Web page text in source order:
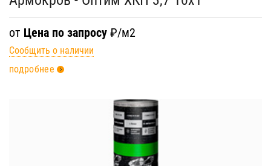
от Цена по запросу ₽/м2
Сообщить о наличии
подробнее